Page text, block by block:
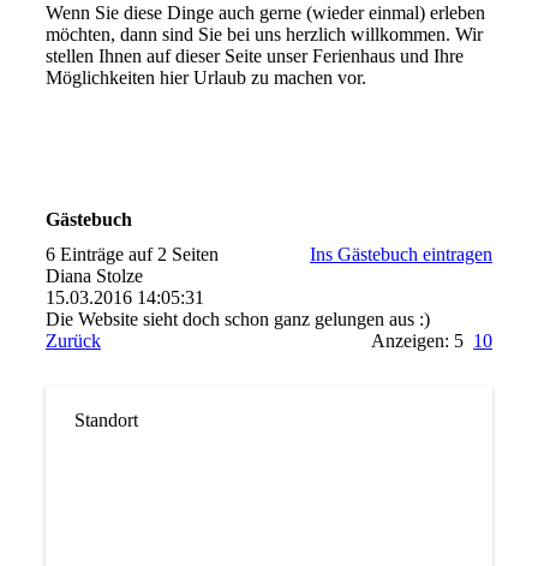
Wenn Sie diese Dinge auch gerne (wieder einmal) erleben
möchten, dann sind Sie bei uns herzlich willkommen. Wir
stellen Ihnen auf dieser Seite unser Ferienhaus und Ihre
Möglichkeiten hier Urlaub zu machen vor.
Gästebuch
6 Einträge auf 2 Seiten
Ins Gästebuch eintragen
Diana Stolze
15.03.2016 14:05:31
Die Website sieht doch schon ganz gelungen aus :)
Zurück
Anzeigen: 5 10
Standort